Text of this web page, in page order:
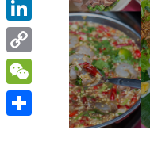
ที่
ต้องการ
ติดต่อ
น้า
อ้วน
ที่
โรงแรม
ศิริ
ปัน
นาฯ
เชียงใหม่
LinkedIn
Copy
Link
WeChat